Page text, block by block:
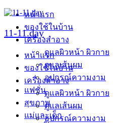
Skip
content
11-11.day
หน้าแรก
ของใช้ในบ้าน
เครื่องสำอาง
ดูแลผิวหน้า ผิวกาย
ดูแลเส้นผม
อุปกรณ์ความงาม
หน้าแรก
ของใช้ในบ้าน
เครื่องสำอาง
ดูแลผิวหน้า ผิวกาย
ดูแลเส้นผม
อุปกรณ์ความงาม
แฟชั่น
สุขภาพ
แม่และเด็ก